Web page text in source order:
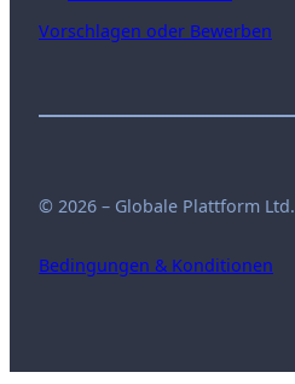
Vorschlagen oder Bewerben
© 2026 – Globale Plattform Ltd.
Bedingungen & Konditionen